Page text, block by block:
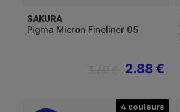
SAKURA
Pigma Micron Fineliner 05
2.88 €
4